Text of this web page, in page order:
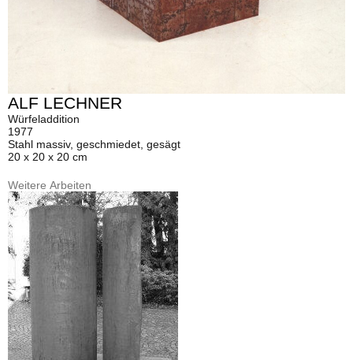
ALF LECHNER
Würfeladdition
1977
Stahl massiv, geschmiedet, gesägt
20 x 20 x 20 cm
Weitere Arbeiten